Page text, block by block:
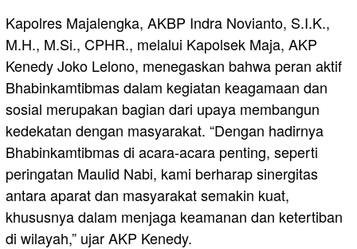
Kapolres Majalengka, AKBP Indra Novianto, S.I.K.,
M.H., M.Si., CPHR., melalui Kapolsek Maja, AKP
Kenedy Joko Lelono, menegaskan bahwa peran aktif
Bhabinkamtibmas dalam kegiatan keagamaan dan
sosial merupakan bagian dari upaya membangun
kedekatan dengan masyarakat. “Dengan hadirnya
Bhabinkamtibmas di acara-acara penting, seperti
peringatan Maulid Nabi, kami berharap sinergitas
antara aparat dan masyarakat semakin kuat,
khususnya dalam menjaga keamanan dan ketertiban
di wilayah,” ujar AKP Kenedy.